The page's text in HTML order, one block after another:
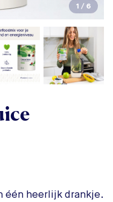
1 / 6
één heerlijk drankje.